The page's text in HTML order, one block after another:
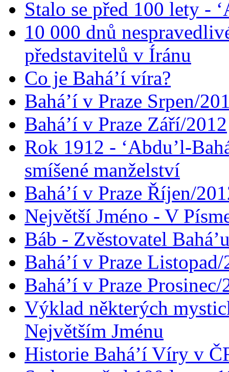
Stalo se před 100 lety -
10 000 dnů
představitelů v Íránu
Co je Bahá’í víra?
Bahá’í v Praze Srpen/
Bahá’í v Praze Září/2012
Rok 1912 - ‘Abdu’l-
smíšené manželství
Bahá’í v Praze Říjen/
Největší Jméno - V
Báb - Zvěstovatel
Bahá’í v Praze
Bahá’í v Praze Prosinec/
Výklad některých
Největším Jménu
Historie Bahá’í Víry v